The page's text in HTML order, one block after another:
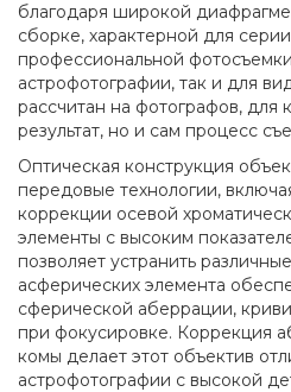
благодаря широкой
сборке, характерной для
профессиональной
астрофотографии, так и для
рассчитан на фотографов, для
результат, но и сам процесс
Оптическая конструкция
передовые технологии,
коррекции осевой
элементы с высоким
позволяет устранить
асферических элемента
сферической аберрации,
при фокусировке. Коррекция
комы делает этот объектив
астрофотографии с высокой